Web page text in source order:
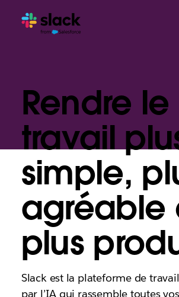
Rendre le
travail
simple,
agréable
plus
Slack est la plateforme de
par l’IA qui rassemble toutes vos